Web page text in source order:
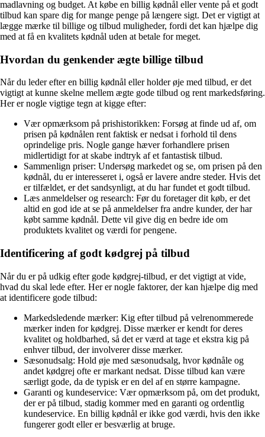
madlavning og budget. At købe en billig kødnål eller vente på et godt
tilbud kan spare dig for mange penge på længere sigt. Det er vigtigt at
lægge mærke til billige og tilbud muligheder, fordi det kan hjælpe dig
med at få en kvalitets kødnål uden at betale for meget.
Hvordan du genkender ægte billige tilbud
Når du leder efter en billig kødnål eller holder øje med tilbud, er det
vigtigt at kunne skelne mellem ægte gode tilbud og rent markedsføring.
Her er nogle vigtige tegn at kigge efter:
Vær opmærksom på prishistorikken: Forsøg at finde ud af, om
prisen på kødnålen rent faktisk er nedsat i forhold til dens
oprindelige pris. Nogle gange hæver forhandlere prisen
midlertidigt for at skabe indtryk af et fantastisk tilbud.
Sammenlign priser: Undersøg markedet og se, om prisen på den
kødnål, du er interesseret i, også er lavere andre steder. Hvis det
er tilfældet, er det sandsynligt, at du har fundet et godt tilbud.
Læs anmeldelser og research: Før du foretager dit køb, er det
altid en god ide at se på anmeldelser fra andre kunder, der har
købt samme kødnål. Dette vil give dig en bedre ide om
produktets kvalitet og værdi for pengene.
Identificering af godt kødgrej på tilbud
Når du er på udkig efter gode kødgrej-tilbud, er det vigtigt at vide,
hvad du skal lede efter. Her er nogle faktorer, der kan hjælpe dig med
at identificere gode tilbud:
Markedsledende mærker: Kig efter tilbud på velrenommerede
mærker inden for kødgrej. Disse mærker er kendt for deres
kvalitet og holdbarhed, så det er værd at tage et ekstra kig på
enhver tilbud, der involverer disse mærker.
Sæsonudsalg: Hold øje med sæsonudsalg, hvor kødnåle og
andet kødgrej ofte er markant nedsat. Disse tilbud kan være
særligt gode, da de typisk er en del af en større kampagne.
Garanti og kundeservice: Vær opmærksom på, om det produkt,
der er på tilbud, stadig kommer med en garanti og ordentlig
kundeservice. En billig kødnål er ikke god værdi, hvis den ikke
fungerer godt eller er besværlig at bruge.